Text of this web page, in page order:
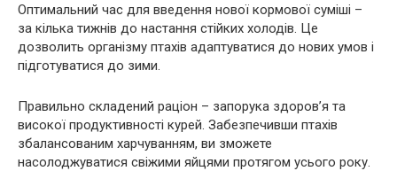
Оптимальний час для введення нової кормової суміші –
за кілька тижнів до настання стійких холодів. Це
дозволить організму птахів адаптуватися до нових умов і
підготуватися до зими.
Правильно складений раціон – запорука здоров’я та
високої продуктивності курей. Забезпечивши птахів
збалансованим харчуванням, ви зможете
насолоджуватися свіжими яйцями протягом усього року.